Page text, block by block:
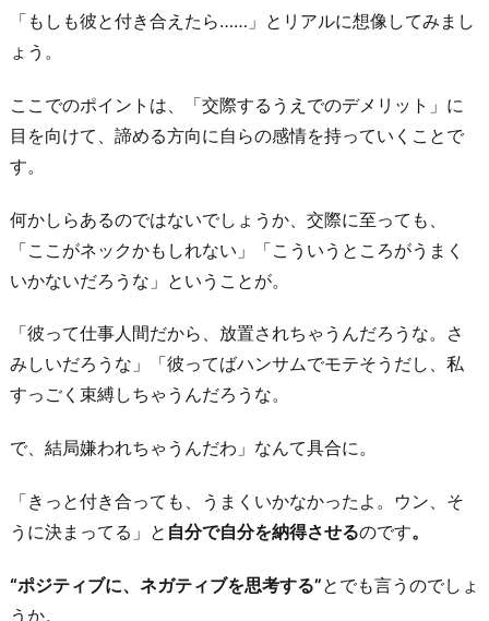
「もしも彼と付き合えたら……」とリアルに想像してみまし
ょう。
ここでのポイントは、「交際するうえでのデメリット」に
目を向けて、諦める方向に自らの感情を持っていくことで
す。
何かしらあるのではないでしょうか、交際に至っても、
「ここがネックかもしれない」「こういうところがうまく
いかないだろうな」ということが。
「彼って仕事人間だから、放置されちゃうんだろうな。さ
みしいだろうな」「彼ってばハンサムでモテそうだし、私
すっごく束縛しちゃうんだろうな。
で、結局嫌われちゃうんだわ」なんて具合に。
「きっと付き合っても、うまくいかなかったよ。ウン、そ
うに決まってる」と 自分で自分を納得させるのです。
“ポジティブに、ネガティブを思考する”とでも言うのでしょ
うか。